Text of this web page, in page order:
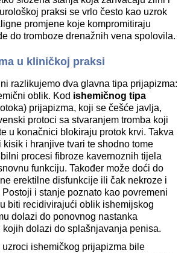
praksi se vrlo često kao uzrok
promjene koje kompromitiraju
do tromboze drenažnih vena spolovila.
u kliničkoj praksi
razlikujemo dva glavna tipa prijapizma:
oblik. Kod ishemičnog tipa
prijapizma, koji se češće javlja,
protoci sa stvaranjem tromba koji
u konačnici blokiraju protok krvi. Takva
kisik i hranjive tvari te shodno tome
procesi fibroze kavernoznih tijela
funkciju. Također može doći do
erektilne disfunkcije ili čak nekroze i
i stanje poznato kao povremeni
biti recidivirajući oblik ishemijskog
dolazi do ponovnog nastanka
kojih dolazi do splašnjavanja penisa.
ishemičkog prijapizma bile